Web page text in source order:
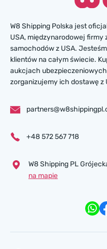
W8 Shipping Polska jest
USA, międzynarodowej firmy
samochodów z USA.
klientów na całym świecie.
aukcjach
zorganizujemy ich dostawę z
+48 572 567 718
W8 Shipping PL
na mapie